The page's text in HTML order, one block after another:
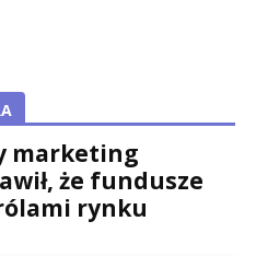
marketing
że fundusze
rynku